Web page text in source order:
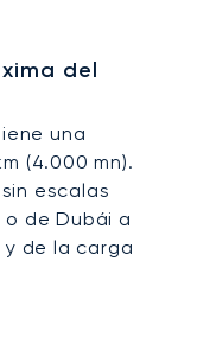
del
una
(4.000 mn).
escalas
o de Dubái a
de la carga